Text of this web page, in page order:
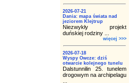
2026-07-21
Dania: mapa świata nad
jeziorem Klejtrup
Niezwykły projekt
duńskiej rodziny ...
więcej >>>
2026-07-18
Wyspy Owcze: dziś
otwarcie kolejnego tunelu
Dalstunnilin 25. tunelem
drogowym na archipelagu